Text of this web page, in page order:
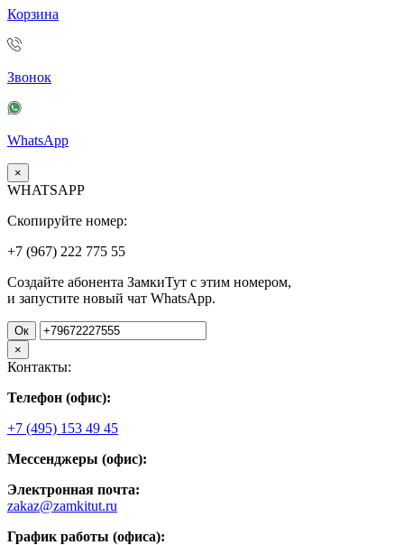
Корзина
Звонок
WhatsApp
×
WHATSAPP
Скопируйте номер:
+7 (967) 222 775 55
Создайте абонента ЗамкиТут с этим номером,
и запустите новый чат WhatsApp.
Ок
×
Контакты:
Телефон (офис):
+7 (495) 153 49 45
Мессенджеры (офис):
Электронная почта:
zakaz@zamkitut.ru
График работы (офиса):